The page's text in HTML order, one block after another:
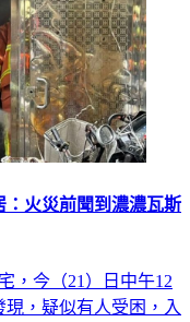
火災前聞到濃濃瓦斯
，今（21）日中午12
，疑似有人受困，入